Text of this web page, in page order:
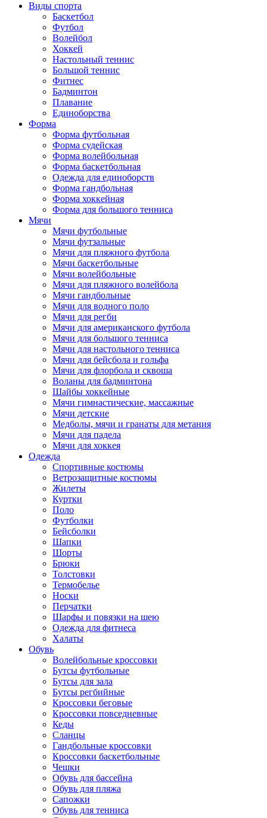
Виды спорта
Баскетбол
Футбол
Волейбол
Хоккей
Настольный теннис
Большой теннис
Фитнес
Бадминтон
Плавание
Единоборства
Форма
Форма футбольная
Форма судейская
Форма волейбольная
Форма баскетбольная
Одежда для единоборств
Форма гандбольная
Форма хоккейная
Форма для большого тенниса
Мячи
Мячи футбольные
Мячи футзальные
Мячи для пляжного футбола
Мячи баскетбольные
Мячи волейбольные
Мячи для пляжного волейбола
Мячи гандбольные
Мячи для водного поло
Мячи для регби
Мячи для американского футбола
Мячи для большого тенниса
Мячи для настольного тенниса
Мячи для бейсбола и гольфа
Мячи для флорбола и сквоша
Воланы для бадминтона
Шайбы хоккейные
Мячи гимнастические, массажные
Мячи детские
Медболы, мячи и гранаты для метания
Мячи для падела
Мячи для хоккея
Одежда
Спортивные костюмы
Ветрозащитные костюмы
Жилеты
Куртки
Поло
Футболки
Бейсболки
Шапки
Шорты
Брюки
Толстовки
Термобелье
Носки
Перчатки
Шарфы и повязки на шею
Одежда для фитнеса
Халаты
Обувь
Волейбольные кроссовки
Бутсы футбольные
Бутсы для зала
Бутсы регбийные
Кроссовки беговые
Кроссовки повседневные
Кеды
Сланцы
Гандбольные кроссовки
Кроссовки баскетбольные
Чешки
Обувь для бассейна
Обувь для пляжа
Сапожки
Обувь для тенниса